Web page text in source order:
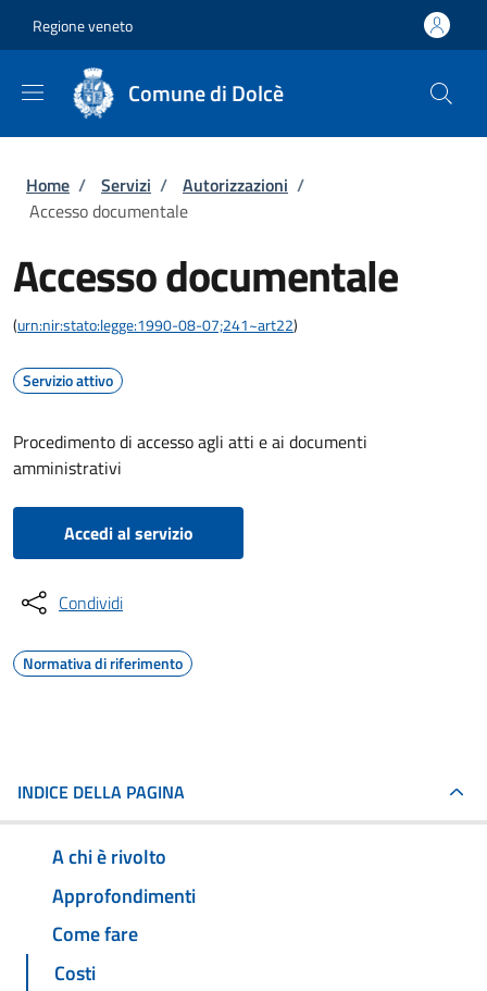
Regione veneto
Comune di Dolcè
Briciole di pane
Home / Servizi / Autorizzazioni /
Accesso documentale
Accesso documentale
(urn:nir:stato:legge:1990-08-07;241~art22)
Servizio attivo
Procedimento di accesso agli atti e ai documenti
amministrativi
Accedi al servizio
Condividi
Normativa di riferimento
INDICE DELLA PAGINA
A chi è rivolto
Approfondimenti
Come fare
Costi